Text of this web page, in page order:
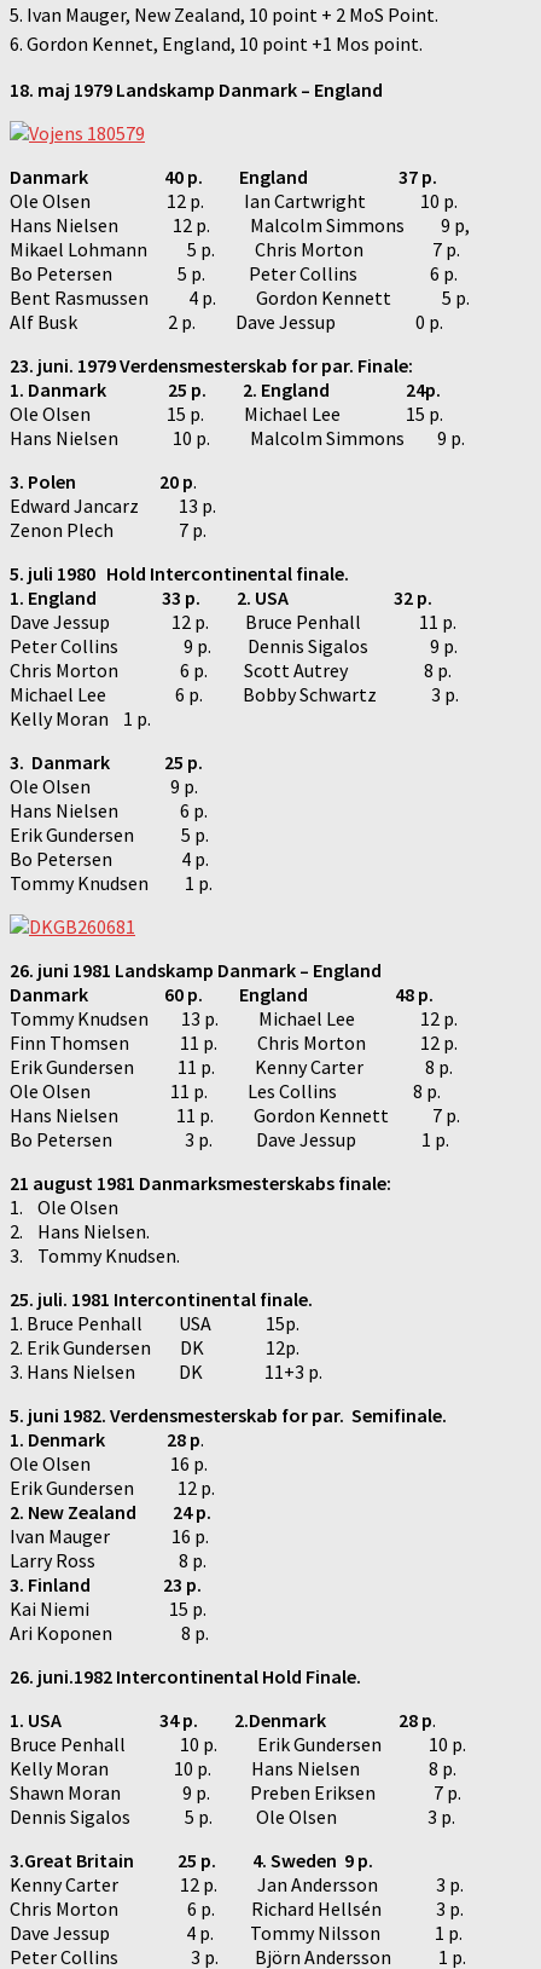
5. Ivan Mauger, New Zealand, 10 point + 2 MoS Point.
6. Gordon Kennet, England, 10 point +1 Mos point.
18. maj 1979 Landskamp Danmark – England
Danmark 40 p. England 37 p.
Ole Olsen 12 p. Ian Cartwright 10 p.
Hans Nielsen 12 p. Malcolm Simmons 9 p,
Mikael Lohmann 5 p. Chris Morton 7 p.
Bo Petersen 5 p. Peter Collins 6 p.
Bent Rasmussen 4 p. Gordon Kennett 5 p.
Alf Busk 2 p. Dave Jessup 0 p.
23. juni. 1979 Verdensmesterskab for par. Finale:
1. Danmark 25 p. 2. England 24p.
Ole Olsen 15 p. Michael Lee 15 p.
Hans Nielsen 10 p. Malcolm Simmons 9 p.
3. Polen 20 p.
Edward Jancarz 13 p.
Zenon Plech 7 p.
5. juli 1980 Hold Intercontinental finale.
1. England 33 p. 2. USA 32 p.
Dave Jessup 12 p. Bruce Penhall 11 p.
Peter Collins 9 p. Dennis Sigalos 9 p.
Chris Morton 6 p. Scott Autrey 8 p.
Michael Lee 6 p. Bobby Schwartz 3 p.
Kelly Moran 1 p.
3. Danmark 25 p.
Ole Olsen 9 p.
Hans Nielsen 6 p.
Erik Gundersen 5 p.
Bo Petersen 4 p.
Tommy Knudsen 1 p.
26. juni 1981 Landskamp Danmark – England
Danmark 60 p. England 48 p.
Tommy Knudsen 13 p. Michael Lee 12 p.
Finn Thomsen 11 p. Chris Morton 12 p.
Erik Gundersen 11 p. Kenny Carter 8 p.
Ole Olsen 11 p. Les Collins 8 p.
Hans Nielsen 11 p. Gordon Kennett 7 p.
Bo Petersen 3 p. Dave Jessup 1 p.
21 august 1981 Danmarksmesterskabs finale:
1. Ole Olsen
2. Hans Nielsen.
3. Tommy Knudsen.
25. juli. 1981 Intercontinental finale.
1. Bruce Penhall USA 15p.
2. Erik Gundersen DK 12p.
3. Hans Nielsen DK 11+3 p.
5. juni 1982. Verdensmesterskab for par. Semifinale.
1. Denmark 28 p.
Ole Olsen 16 p.
Erik Gundersen 12 p.
2. New Zealand 24 p.
Ivan Mauger 16 p.
Larry Ross 8 p.
3. Finland 23 p.
Kai Niemi 15 p.
Ari Koponen 8 p.
26. juni.1982 Intercontinental Hold Finale.
1. USA 34 p. 2.Denmark 28 p.
Bruce Penhall 10 p. Erik Gundersen 10 p.
Kelly Moran 10 p. Hans Nielsen 8 p.
Shawn Moran 9 p. Preben Eriksen 7 p.
Dennis Sigalos 5 p. Ole Olsen 3 p.
3.Great Britain 25 p. 4. Sweden 9 p.
Kenny Carter 12 p. Jan Andersson 3 p.
Chris Morton 6 p. Richard Hellsén 3 p.
Dave Jessup 4 p. Tommy Nilsson 1 p.
Peter Collins 3 p. Björn Andersson 1 p.